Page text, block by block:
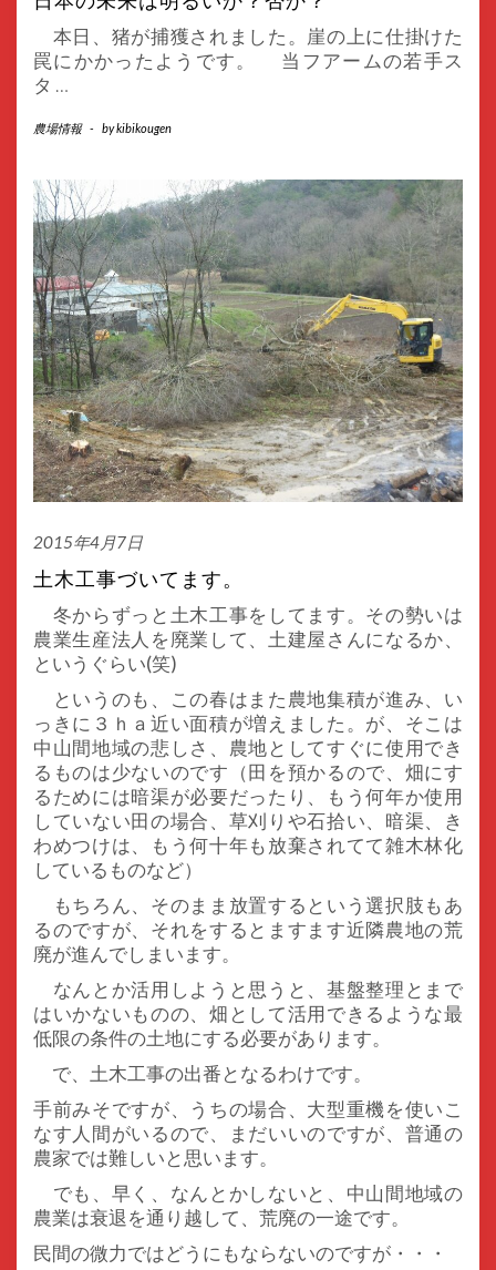
本日、猪が捕獲されました。崖の上に仕掛けた
罠にかかったようです。 当フアームの若手ス
タ …
農場情報 - bykibikougen
2015年4月7日
土木工事づいてます。
冬からずっと土木工事をしてます。その勢いは
農業生産法人を廃業して、土建屋さんになるか、
というぐらい(笑)
というのも、この春はまた農地集積が進み、い
っきに３ｈａ近い面積が増えました。が、そこは
中山間地域の悲しさ、農地としてすぐに使用でき
るものは少ないのです（田を預かるので、畑にす
るためには暗渠が必要だったり、もう何年か使用
していない田の場合、草刈りや石拾い、暗渠、き
わめつけは、もう何十年も放棄されてて雑木林化
しているものなど）
もちろん、そのまま放置するという選択肢もあ
るのですが、それをするとますます近隣農地の荒
廃が進んでしまいます。
なんとか活用しようと思うと、基盤整理とまで
はいかないものの、畑として活用できるような最
低限の条件の土地にする必要があります。
で、土木工事の出番となるわけです。
手前みそですが、うちの場合、大型重機を使いこ
なす人間がいるので、まだいいのですが、普通の
農家では難しいと思います。
でも、早く、なんとかしないと、中山間地域の
農業は衰退を通り越して、荒廃の一途です。
民間の微力ではどうにもならないのですが・・・